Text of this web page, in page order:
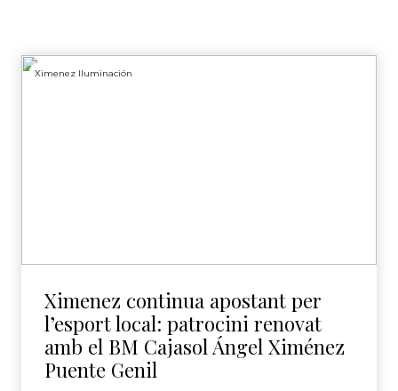
Ximenez Iluminación
Ximenez continua apostant per
l’esport local: patrocini renovat
amb el BM Cajasol Ángel Ximénez
Puente Genil